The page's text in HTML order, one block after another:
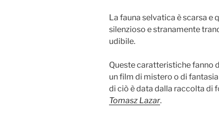
La fauna selvatica è scarsa
silenzioso e stranamente
udibile.
Queste caratteristiche fanno
un film di mistero o di
di ciò è data dalla raccolta di
Tomasz Lazar.